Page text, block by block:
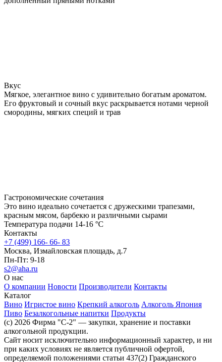
Вкус
Мягкое, элегантное вино с удивительно богатым ароматом.
Его фруктовый и сочный вкус раскрывается нотами черной
смородины, мягких специй и трав
Гастрономические сочетания
Это вино идеально сочетается с дружескими трапезами,
красным мясом, барбекю и различными сырами
Температура подачи 14-16 °C
Контакты
+7 (499) 166- 66- 83
Москва, Измайловская площадь, д.7
Пн-Пт: 9-18
s2@aha.ru
О нас
О компании Новости Производители Контакты
Каталог
Вино Игристое вино Крепкий алкоголь Алкоголь Япония
Пиво Безалкогольные напитки Продукты
(c) 2026 Фирма "С-2" — закупки, хранение и поставки
алкогольной продукции.
Сайт носит исключительно информационный характер, и ни
при каких условиях не является публичной офертой,
определяемой положениями статьи 437(2) Гражданского